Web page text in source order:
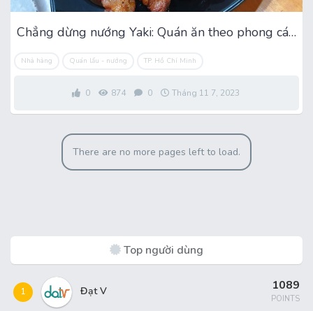
Chẳng dừng nướng Yaki: Quán ăn theo phong cách Nhật
Nhà hàng Quán lẩu - nướng TP. Hồ Chí Minh
0 874 0 Tháng 11 7, 2023
There are no more pages left to load.
Top người dùng
1 Đạt V 1089
POINTS